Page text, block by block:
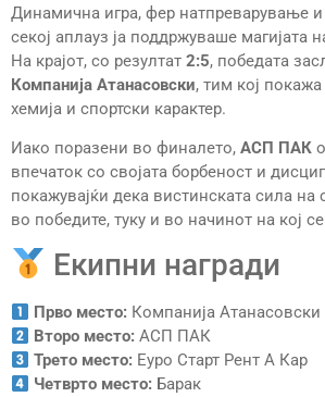
Динамична игра, фер натпреварување и
секој аплауз ја поддржуваше магијата
На крајот, со резултат 2:5, победата
Компанија Атанасовски, тим кој
хемија и спортски карактер.
Иако поразени во финалето, АСП ПАК
впечаток со својата борбеност и
покажувајќи дека вистинската сила на
во победите, туку и во начинот на кој
Екипни награди
Прво место: Компанија Атанасовски
Второ место: АСП ПАК
Трето место: Еуро Старт Рент А Кар
Четврто место: Барак